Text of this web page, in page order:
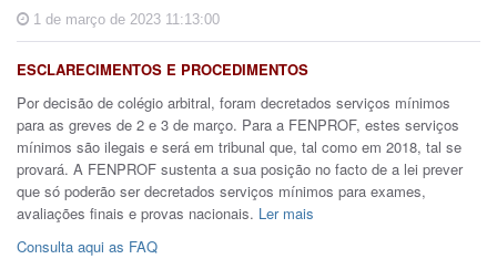
1 de março de 2023 11:13:00
ESCLARECIMENTOS E PROCEDIMENTOS
Por decisão de colégio arbitral, foram decretados serviços mínimos
para as greves de 2 e 3 de março. Para a FENPROF, estes serviços
mínimos são ilegais e será em tribunal que, tal como em 2018, tal se
provará. A FENPROF sustenta a sua posição no facto de a lei prever
que só poderão ser decretados serviços mínimos para exames,
avaliações finais e provas nacionais. Ler mais
Consulta aqui as FAQ